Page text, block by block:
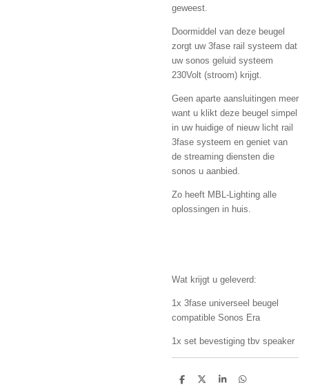
geweest.
Doormiddel van deze beugel
zorgt uw 3fase rail systeem dat
uw sonos geluid systeem
230Volt (stroom) krijgt.
Geen aparte aansluitingen meer
want u klikt deze beugel simpel
in uw huidige of nieuw licht rail
3fase systeem en geniet van
de streaming diensten die
sonos u aanbied.
Zo heeft MBL-Lighting alle
oplossingen in huis.
Wat krijgt u geleverd:
1x 3fase universeel beugel
compatible Sonos Era
1x set bevestiging tbv speaker
D D S D